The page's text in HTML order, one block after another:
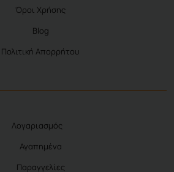
Όροι Χρήσης
Blog
Πολιτική Απορρήτου
Λογαριασμός
Αγαπημένα
Παραγγελίες